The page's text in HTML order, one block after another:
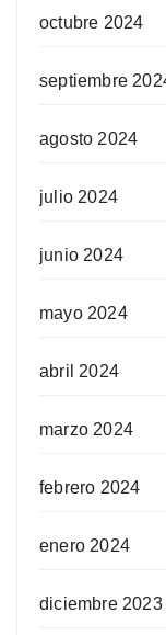
octubre 2024
septiembre
agosto 2024
julio 2024
junio 2024
mayo 2024
abril 2024
marzo 2024
febrero 2024
enero 2024
diciembre 2023